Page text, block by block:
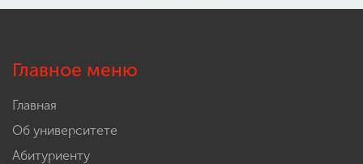
Главное меню
Главная
Об университете
Абитуриенту